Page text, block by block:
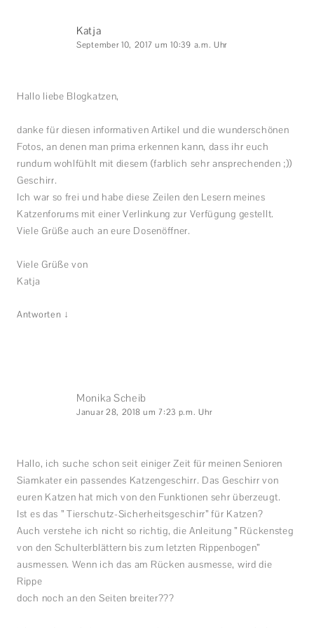
Katja
September 10, 2017 um 10:39 a.m. Uhr
Hallo liebe Blogkatzen,
danke für diesen informativen Artikel und die wunderschönen
Fotos, an denen man prima erkennen kann, dass ihr euch
rundum wohlfühlt mit diesem (farblich sehr ansprechenden ;))
Geschirr.
Ich war so frei und habe diese Zeilen den Lesern meines
Katzenforums mit einer Verlinkung zur Verfügung gestellt.
Viele Grüße auch an eure Dosenöffner.
Viele Grüße von
Katja
Antworten ↓
Monika Scheib
Januar 28, 2018 um 7:23 p.m. Uhr
Hallo, ich suche schon seit einiger Zeit für meinen Senioren
Siamkater ein passendes Katzengeschirr. Das Geschirr von
euren Katzen hat mich von den Funktionen sehr überzeugt.
Ist es das ” Tierschutz-Sicherheitsgeschirr” für Katzen?
Auch verstehe ich nicht so richtig, die Anleitung ” Rückensteg
von den Schulterblättern bis zum letzten Rippenbogen”
ausmessen. Wenn ich das am Rücken ausmesse, wird die
Rippe
doch noch an den Seiten breiter???